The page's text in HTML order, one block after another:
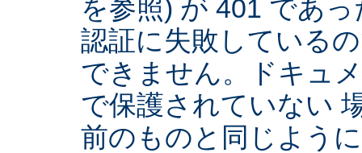
を参照) が 401 であ
認証に失敗している
できません。ドキュ
で保護されていない
前のものと同じよう